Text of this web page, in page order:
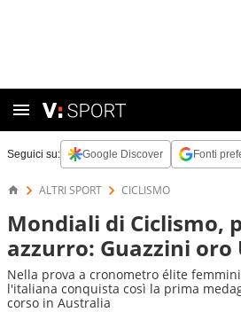
Seguici su: Google Discover Fonti
ALTRI SPORT CICLISMO
Mondiali di Ciclismo,
azzurro: Guazzini oro
Nella prova a cronometro élite
l'italiana conquista così la prima
corso in Australia